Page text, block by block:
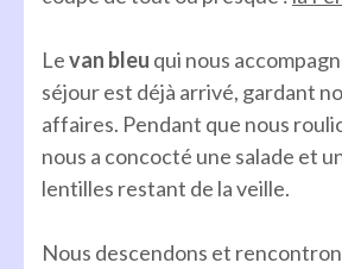
Levan bleu qui nous
séjour est déjà arrivé, gardant
affaires. Pendant que nous
nous a concocté une salade et
lentilles restant de la veille.
Nous descendons et